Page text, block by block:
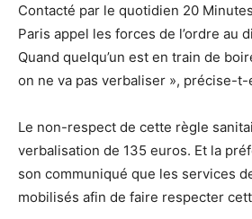
Contacté par le quotidien 20
Paris appel les forces de l’ordre au
Quand quelqu’un est en train de
on ne va pas verbaliser », précise-
Le non-respect de cette règle
verbalisation de 135 euros. Et la
son communiqué que les services
mobilisés afin de faire respecter